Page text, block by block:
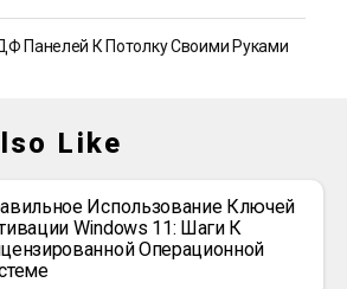
Панелей К Потолку Своими Руками
Like
Использование Ключей
Windows 11: Шаги К
Операционной